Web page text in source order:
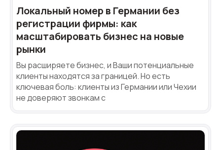
Локальный номер в Германии без
регистрации фирмы: как
масштабировать бизнес на новые
рынки
Вы расширяете бизнес, и Ваши потенциальные
клиенты находятся за границей. Но есть
ключевая боль: клиенты из Германии или Чехии
не доверяют звонкам с